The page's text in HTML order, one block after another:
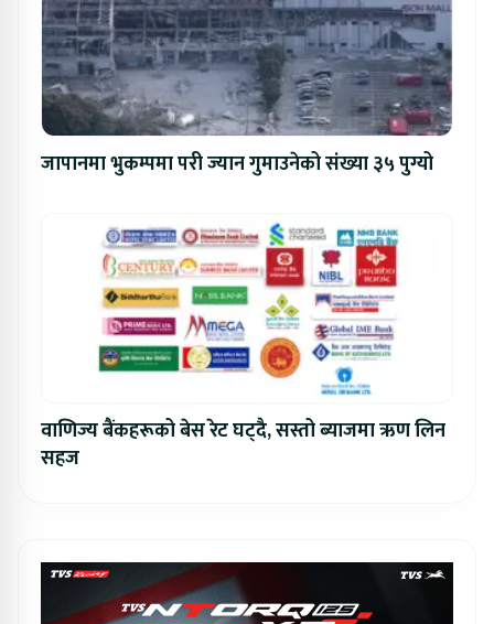
जापानमा भुकम्पमा परी ज्यान गुमाउनेको संख्या ३५ पुग्यो
वाणिज्य बैंकहरूको बेस रेट घट्दै, सस्तो ब्याजमा ऋण लिन
सहज